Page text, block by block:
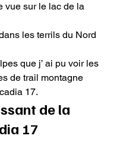
vue sur le lac de la
les terrils du Nord
que j’ ai pu voir les
de trail montagne
17.
de la
17